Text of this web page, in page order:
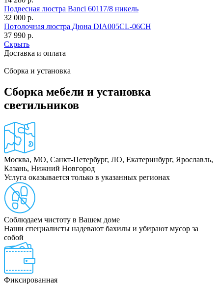
Подвесная люстра Banci 60117/8 никель
32 000 р.
Потолочная люстра Дюна DIA005CL-06CH
37 990 р.
Скрыть
Доставка и оплата
Сборка и установка
Сборка мебели и установка
светильников
Москва, МО, Санкт-Петербург, ЛО, Екатеринбург, Ярославль,
Казань, Нижний Новгород
Услуга оказывается только в указанных регионах
Соблюдаем чистоту в Вашем доме
Наши специалисты надевают бахилы и убирают мусор за
собой
Фиксированная